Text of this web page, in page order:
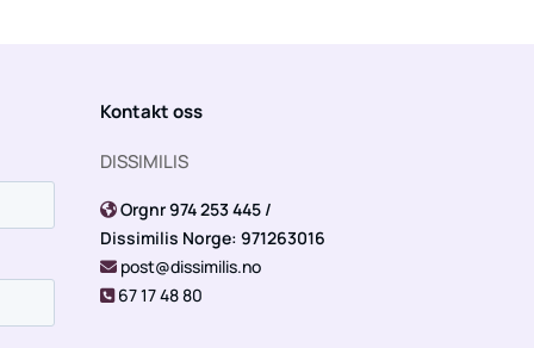
Kontakt oss
DISSIMILIS
 Orgnr 974 253 445 /
Dissimilis Norge: 971263016
 post@dissimilis.no
 67 17 48 80